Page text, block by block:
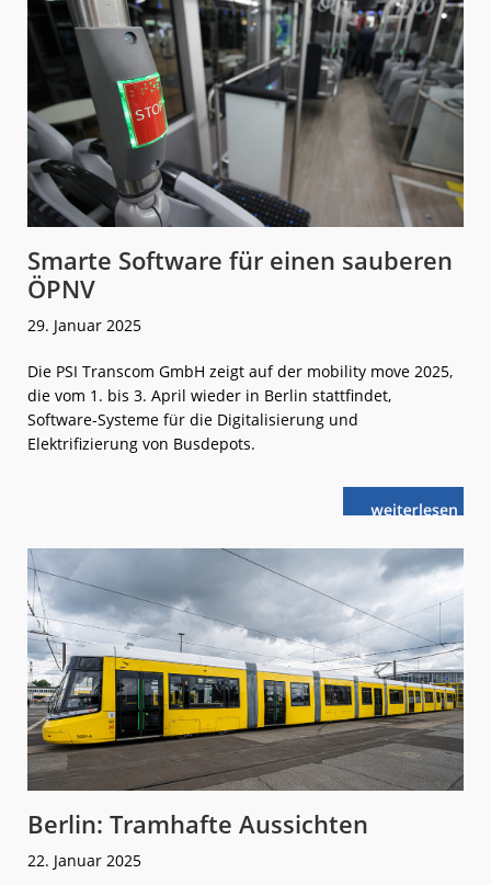
Smarte Software für einen sauberen
ÖPNV
29. Januar 2025
Die PSI Transcom GmbH zeigt auf der mobility move 2025,
die vom 1. bis 3. April wieder in Berlin stattfindet,
Software-Systeme für die Digitalisierung und
Elektrifizierung von Busdepots.
weiterlese
nSmarte
einen
sauberen
ÖPNV
Berlin: Tramhafte Aussichten
22. Januar 2025